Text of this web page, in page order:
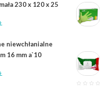
230 x 120 x 25
Aktualna
wynosi:
39,37 zł.
niewchłanialne
16 mm a`10
Aktualna